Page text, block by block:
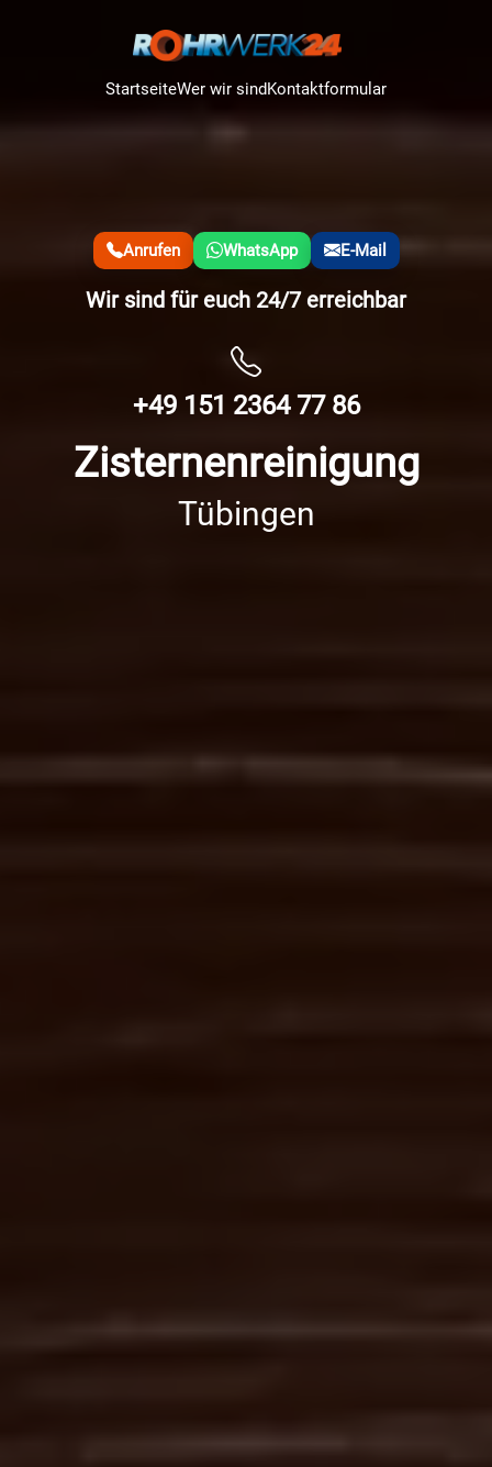
StartseiteWer wir sindKontaktformular
Anrufen WhatsApp E-Mail
Wir sind für euch 24/7 erreichbar
+49 151 2364 77 86
Zisternenreinigung
Tübingen